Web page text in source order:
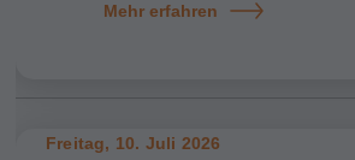
Mehr erfahren
Freitag, 10. Juli 2026